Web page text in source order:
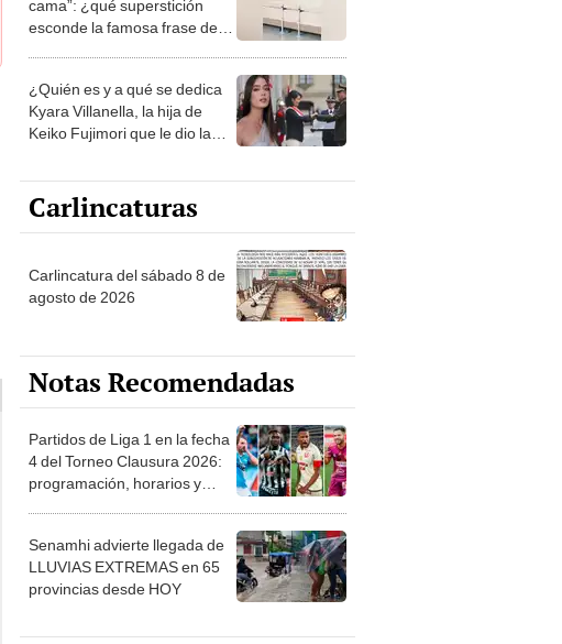
cama”: ¿qué superstición
esconde la famosa frase de
¿Quién es y a qué se dedica
Kyara Villanella, la hija de
Keiko Fujimori que le dio la
Carlincaturas
Carlincatura del sábado 8 de
agosto de 2026
Notas Recomendadas
Partidos de Liga 1 en la fecha
4 del Torneo Clausura 2026:
programación, horarios y
Senamhi advierte llegada de
LLUVIAS EXTREMAS en 65
provincias desde HOY